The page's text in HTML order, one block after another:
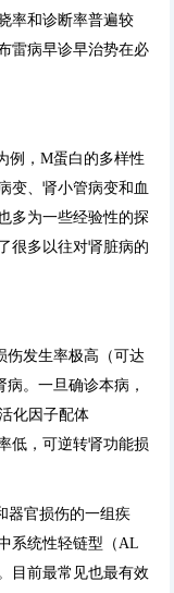
率和诊断率普遍较
雷病早诊早治势在必
例，M蛋白的多样性
变、肾小管病变和血
多为一些经验性的探
很多以往对肾脏病的
伤发生率极高（可达
。一旦确诊本病，
化因子配体
低，可逆转肾功能损
器官损伤的一组疾
系统性轻链型（AL
目前最常见也最有效